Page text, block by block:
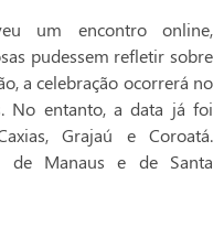
um encontro online,
pudessem refletir sobre
a celebração ocorrerá no
No entanto, a data já foi
Grajaú e Coroatá.
de Manaus e de Santa